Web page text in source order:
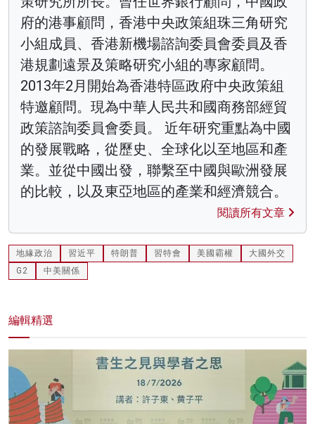
府的港事顧問，香港中央政策組珠三角研究
小組成員、香港新機場諮詢委員會委員及香
港規劃遠景及策略研究小組的專家顧問。
2013年2月開始為香港特區政府中央政策組
特邀顧問。現為中華人民共和國商務部經貿
政策諮詢委員會委員。 近年研究重點為中國
的發展戰略，從歷史、全球化以至地區和產
業。並從中國出發，聯繫至中國與歐洲發展
的比較，以及東亞地區的產業和經濟競合。
閱讀所有文章
地緣政治 習近平 特朗普 習特會 美國霸權
大國外交
G2
中美關係
編輯精選